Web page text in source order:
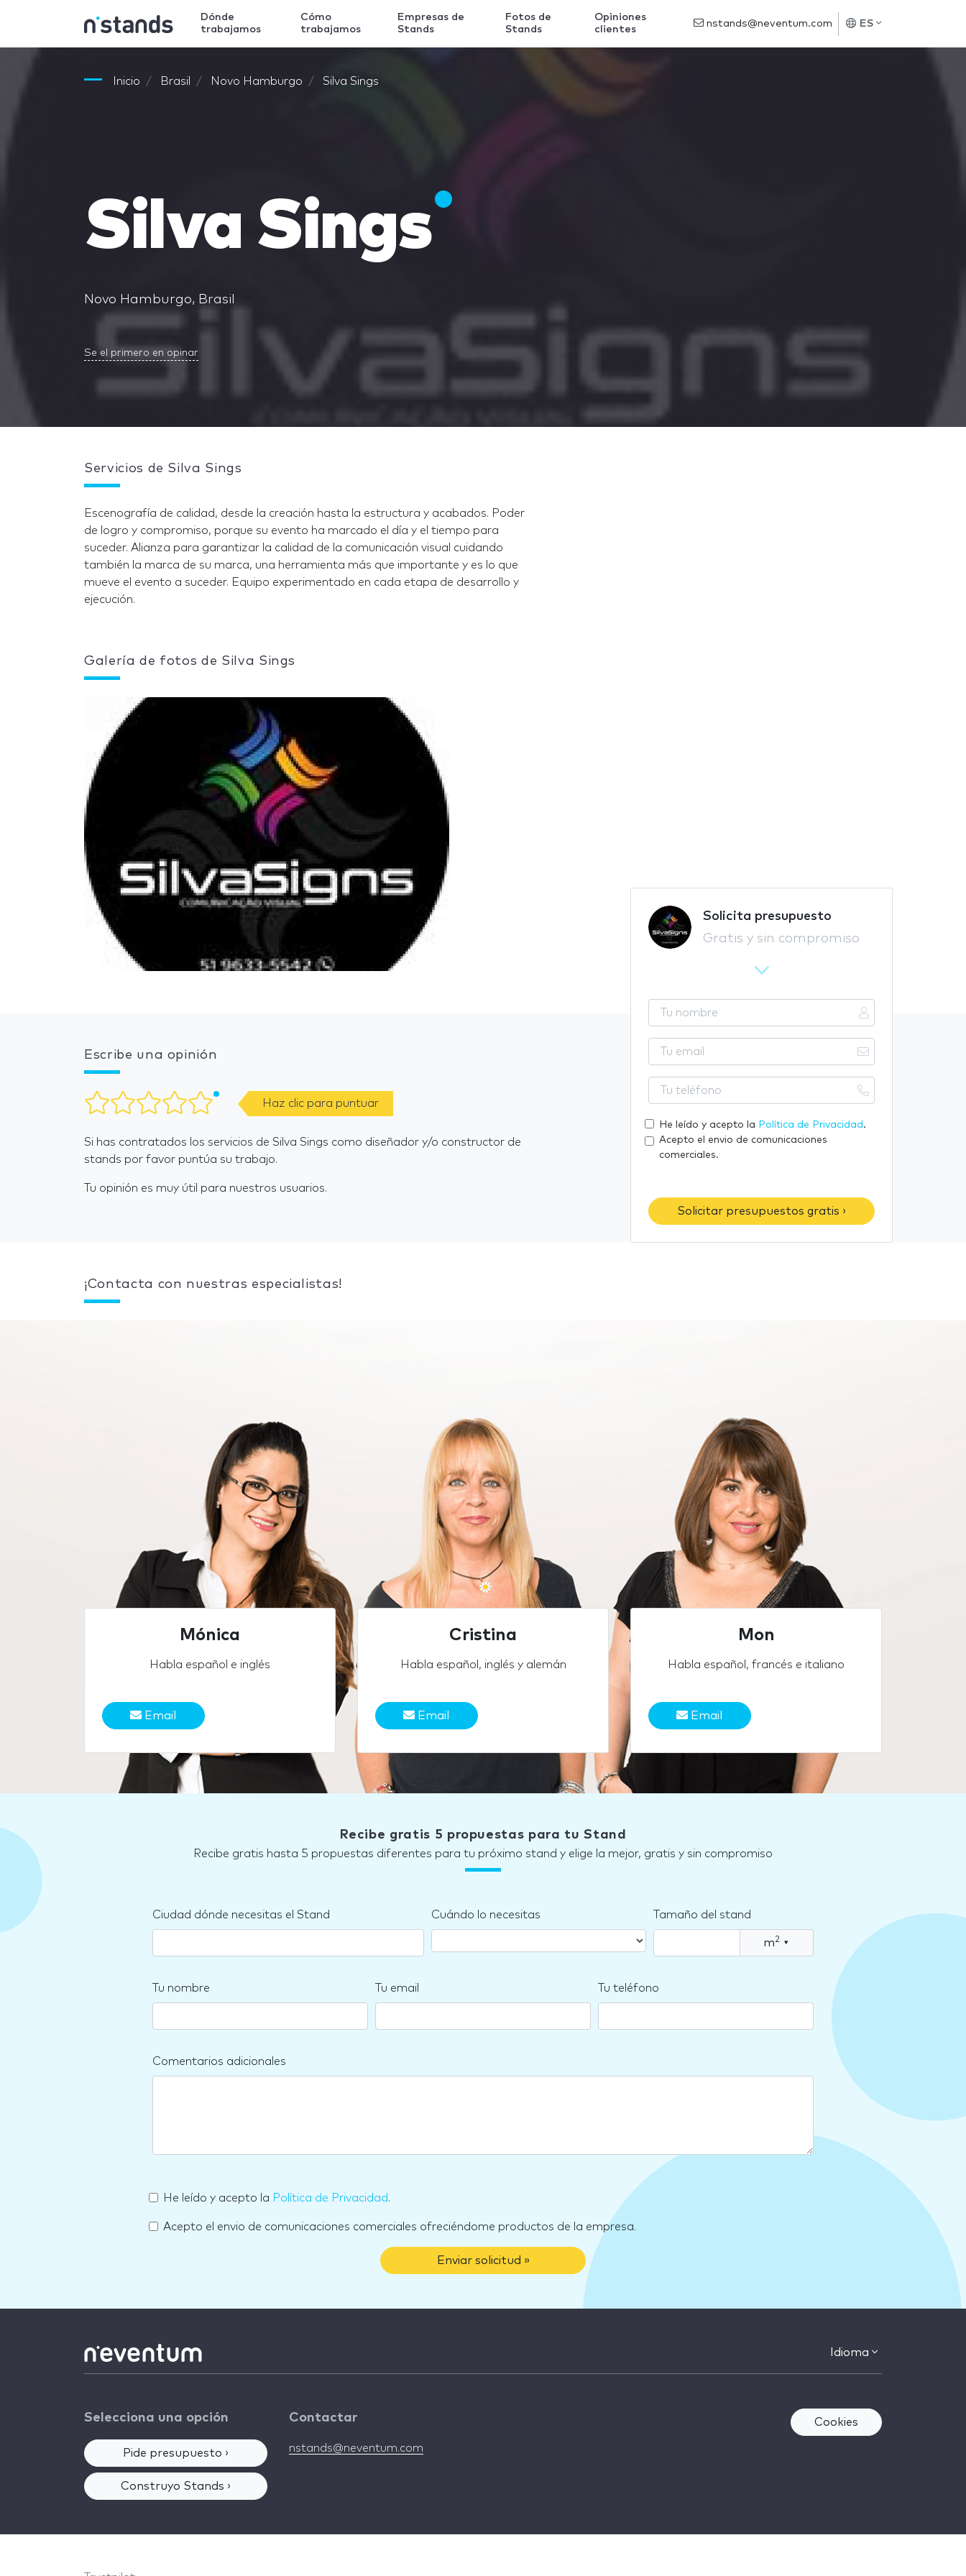
Dónde
trabajamos
Cómo
trabajamos
Empresas de
Stands
Fotos de
Stands
Opiniones
clientes
nstands@neventum.com ES
Inicio Brasil Novo Hamburgo Silva Sings
Silva Sings
Novo Hamburgo, Brasil
Se el primero en opinar
Solicita presupuesto
Gratis y sin compromiso
u
n
m
e
u
e
i
l
u
t
e
o
n
o
He leído y acepto la Política de Privacidad .
Acepto el envio de comunicaciones
comerciales.
Solicitar presupuestos gratis ›
Servicios de Silva Sings
Escenografía de calidad, desde la creación hasta la estructura y acabados. Poder
de logro y compromiso, porque su evento ha marcado el día y el tiempo para
suceder. Alianza para garantizar la calidad de la comunicación visual cuidando
también la marca de su marca, una herramienta más que importante y es lo que
mueve el evento a suceder. Equipo experimentado en cada etapa de desarrollo y
ejecución.
Galería de fotos de Silva Sings
Escribe una opinión
Haz clic para puntuar
Si has contratados los servicios de Silva Sings como diseñador y/o constructor de
stands por favor puntúa su trabajo.
Tu opinión es muy útil para nuestros usuarios.
¡Contacta con nuestras especialistas!
Mónica
Habla español e inglés
Email
Cristina
Habla español, inglés y alemán
Email
Mon
Habla español, francés e italiano
Email
Recibe gratis 5 propuestas para tu Stand
Recibe gratis hasta 5 propuestas diferentes para tu próximo stand y elige la mejor, gratis y sin compromiso
Ciudad dónde necesitas el Stand Cuándo lo necesitas Tamaño del stand
m2 ▾
Tu nombre Tu email Tu teléfono
Comentarios adicionales
He leído y acepto la Política de Privacidad.
Acepto el envio de comunicaciones comerciales ofreciéndome productos de la empresa.
Enviar solicitud »
Idioma
Selecciona una opción
Pide presupuesto ›
Construyo Stands ›
Contactar
nstands@neventum.com
Cookies